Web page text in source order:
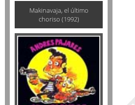
Makinavaja, el último
choriso (1992)